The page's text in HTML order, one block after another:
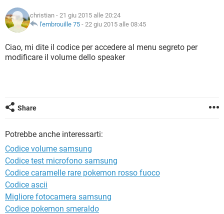
HARDWARE
TIKTOK FACEBOOK
iOS WINDOWS 10
INSTAGRAM
TIKTOK FACEBOOK
INTRATTENIMENTO ANDROID
INSTAGRAM WHATSAPP
GLOSSARIO
COVID-19
INTRATTENIMENTO ANDROID
christian - 21 giu 2015 alle 20:24
l'embrouille 75 - 22 giu 2015 alle 08:45
Ciao, mi dite il codice per accedere al menu segreto per
modificare il volume dello speaker
Share
Potrebbe anche interessarti:
Codice volume samsung
Codice test microfono samsung
Codice caramelle rare pokemon rosso fuoco
Codice ascii
Migliore fotocamera samsung
Codice pokemon smeraldo